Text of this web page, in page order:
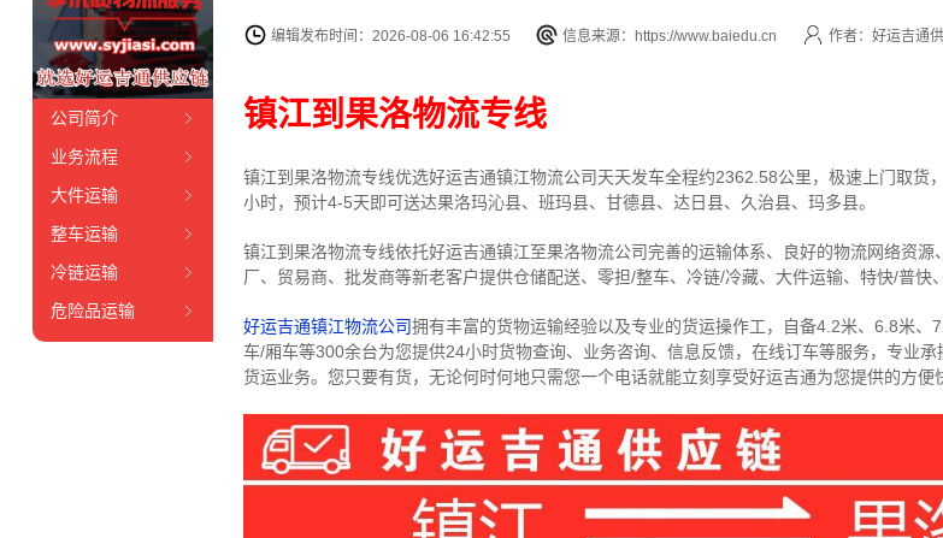
编辑发布时间：2026-08-06 16:42:55 信息来源：https://www.baiedu.cn 作者：好运吉通
镇江到果洛物流专线
镇江到果洛物流专线优选好运吉通镇江物流公司天天发车全程约2362.58公里， 极速上门取货
小时，预计4-5天即可送达果洛玛沁县、班玛县、甘德县、达日县、久治县、玛多县。
镇江到果洛物流专线依托好运吉通镇江至果洛物流公司完善的运输体系、良好的物流网络资
厂、贸易商、批发商等新老客户提供仓储配送、零担/整车、冷链/冷藏、大件运输、特快/普快
好运吉通镇江物流公司拥有丰富的货物运输经验以及专业的货运操作工，自备4.2米、6.8米
车/厢车等300余台为您提供24小时货物查询、业务咨询、信息反馈，在线订车等服务， 专业承
货运业务。 您只要有货，无论何时何地只需您一个电话就能立刻享受好运吉通为您提供的方便
公司简介
业务流程
大件运输
整车运输
冷链运输
危险品运输